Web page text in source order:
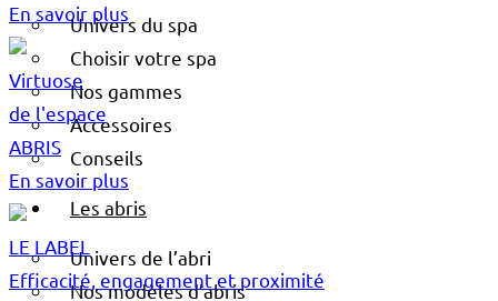
Univers du spa
Choisir votre spa
Nos gammes
Accessoires
Conseils
Les abris
Univers de l’abri
Nos modèles d’abris
En savoir plus
Virtuose
de l'espace
ABRIS
En savoir plus
LE LABEL
Efficacité, engagement et proximité